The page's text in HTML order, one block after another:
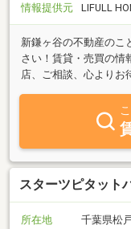
情報提供元
LIFULL
新鎌ヶ谷の不動産のこ
さい！賃貸・売買の情
店、ご相談、心よりお
スターツピタッ
所在地
千葉県松